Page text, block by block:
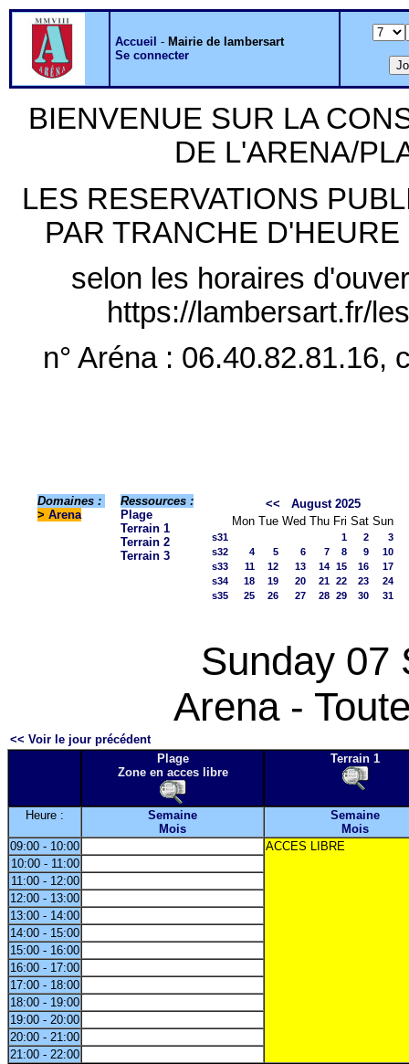
Accueil - Mairie de lambersart
Se connecter
BIENVENUE SUR LA
DE L'ARENA/
LES RESERVATIONS
PAR TRANCHE
selon les horaires
https://lambersart.fr/
n° Aréna : 06.40.82.81.16,
Domaines :
> Arena
Ressources :
Plage
Terrain 1
Terrain 2
Terrain 3
<<
August 2025
Mon Tue Wed Thu Fri Sat Sun
s31 1 2
3
s32
4 5 6 7 8 9
10
s33
11 12 13 14 15 16
17
s34
18 19 20 21 22 23
24
s35
25 26 27 28 29 30 31
Sunday 07
Arena -
<< Voir le jour précédent
Plage
Zone en acces libre
Terrain 1
Heure :
Semaine
Mois
Semaine
Mois
09:00 - 10:00
ACCES LIBRE
10:00 - 11:00
11:00 - 12:00
12:00 - 13:00
13:00 - 14:00
14:00 - 15:00
15:00 - 16:00
16:00 - 17:00
17:00 - 18:00
18:00 - 19:00
19:00 - 20:00
20:00 - 21:00
21:00 - 22:00